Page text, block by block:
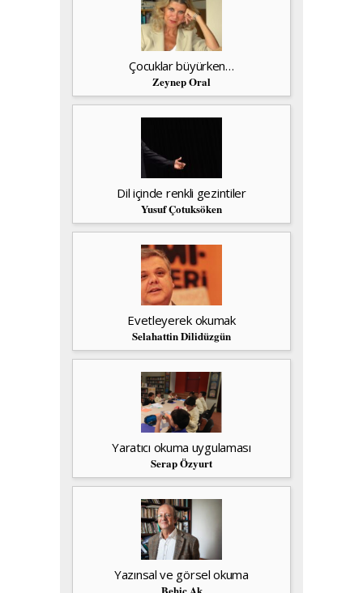
Çocuklar büyürken…
Zeynep Oral
Dil içinde renkli gezintiler
Yusuf Çotuksöken
Evetleyerek okumak
Selahattin Dilidüzgün
Yaratıcı okuma uygulaması
Serap Özyurt
Yazınsal ve görsel okuma
Behiç Ak